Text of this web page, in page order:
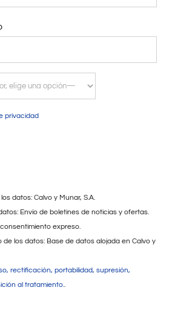
privacidad
datos: Calvo y Munar, S.A.
Envío de boletines de noticias y ofertas.
expreso.
de los datos: Base de datos alojada en Calvo y
rectificación, portabilidad, supresión,
al tratamiento..